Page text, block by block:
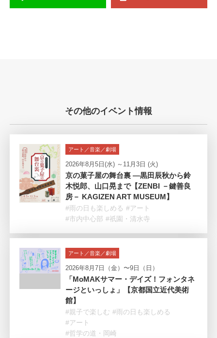
その他のイベント情報
アート／音楽／劇場
2026年8月5日(水) ～11月3日 (火)
京の菓子屋の舞台裏 —黒田辰秋から鈴
木悦郎、山口晃まで【ZENBI －鍵善良
房－ KAGIZEN ART MUSEUM】
#雨の日も楽しめる #アート
#市内中心部 #祇園・清水寺
アート／音楽／劇場
2026年8月7日（金）〜9日（日）
「MoMAKサマー・デイズ！フォンタネ
ージといっしょ」【京都国立近代美術
館】
#親子で楽しむ #雨の日も楽しめる
#アート
#哲学の道・岡崎